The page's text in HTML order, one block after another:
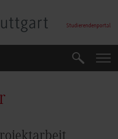
Studierendenportal
Suche